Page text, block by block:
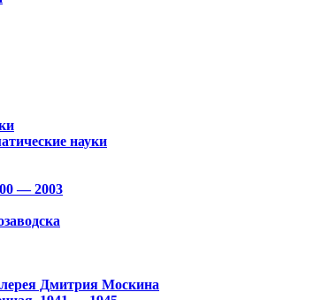
науки
— 2003
Дмитрия Москина